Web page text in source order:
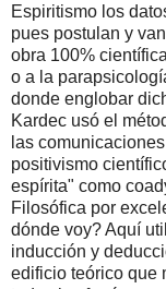
Espiritismo los
pues postulan y
obra 100%
o a la
donde englobar
Kardec usó el
las
positivismo
espírita" como
Filosófica por
dónde voy? Aquí
inducción y
edificio teórico que